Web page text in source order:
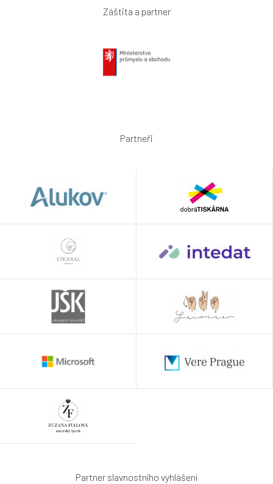
Záštita a partner
Partneři
Partner slavnostního vyhlášení